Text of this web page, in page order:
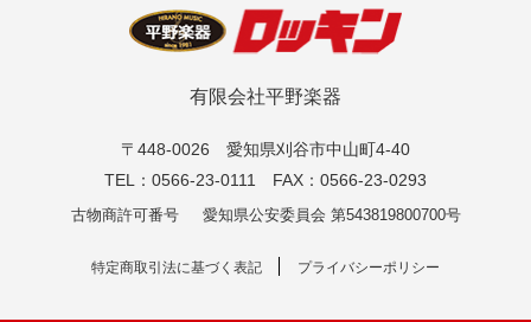
有限会社平野楽器
〒448-0026 愛知県刈谷市中山町4-40
TEL：0566-23-0111 FAX：0566-23-0293
古物商許可番号 愛知県公安委員会 第543819800700号
特定商取引法に基づく表記 プライバシーポリシー